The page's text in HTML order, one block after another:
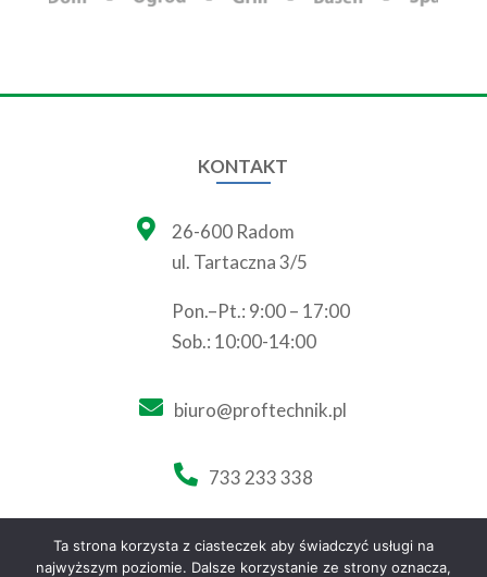
KONTAKT

26-600 Radom
ul. Tartaczna 3/5
Pon.–Pt.: 9:00 – 17:00
Sob.: 10:00-14:00
 biuro@proftechnik.pl
 733 233 338
Ta strona korzysta z ciasteczek aby świadczyć usługi na
najwyższym poziomie. Dalsze korzystanie ze strony oznacza,